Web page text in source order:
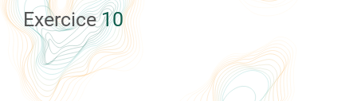
Exercice 10